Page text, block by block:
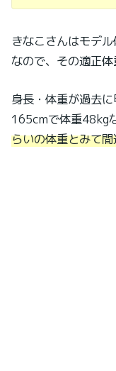
きなこさんはモデ
なので、その適正体
身長・体重が過去
165cmで体重48kg
らいの体重とみて